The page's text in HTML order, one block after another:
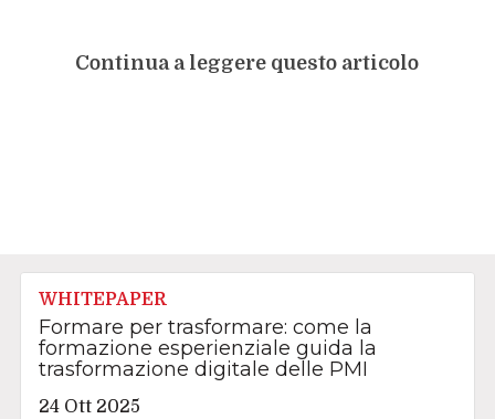
Continua a leggere questo articolo
WHITEPAPER
Formare per trasformare: come la
formazione esperienziale guida la
trasformazione digitale delle PMI
24 Ott 2025